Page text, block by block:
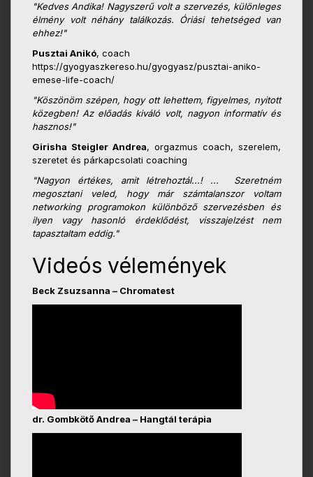
"Kedves Andika! Nagyszerű volt a szervezés, különleges
élmény volt néhány találkozás. Óriási tehetséged van
ehhez!"
Pusztai Anikó, coach
https://gyogyaszkereso.hu/gyogyasz/pusztai-aniko-
emese-life-coach/
"Köszönöm szépen, hogy ott lehettem, figyelmes, nyitott
közegben! Az előadás kiváló volt, nagyon informatív és
hasznos!"
Girisha Steigler Andrea, orgazmus coach, szerelem,
szeretet és párkapcsolati coaching
"Nagyon értékes, amit létrehoztál...! ... Szeretném
megosztani veled, hogy már számtalanszor voltam
networking programokon különböző szervezésben és
ilyen vagy hasonló érdeklődést, visszajelzést nem
tapasztaltam eddig."
Videós vélemények
Beck Zsuzsanna – Chromatest
dr. Gombkötő Andrea – Hangtál terápia